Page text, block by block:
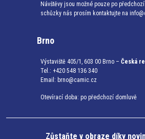
Návštěvy jsou možné pouze po
schůzky nás prosím kontaktujte na
Brno
Výstaviště 405/1, 603 00 Brno – Česká
Tel.: +420 548 136 340
Email: brno@camic.cz
Otevírací doba: po předchozí domluvě
Zůstaňte v obraze díky